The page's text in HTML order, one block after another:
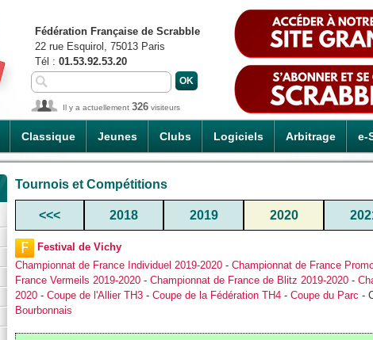
Classique Jeunes Clubs Logiciels Arbitrage e-
Fédération Française de Scrabble
22 rue Esquirol, 75013 Paris
Tél : 01.53.92.53.20
Il y a actuellement 326 visiteurs
Tournois et Compétitions
<<< 2018 2019 2020
Festival de Vichy
Championnat de France Individuel 2019-2020 - Championnat de France
France Vermeils 2019-2020 - Championnat de France de Blitz 2019-2020 -
2020 - Coupe de l'Allier TH3 - Coupe de la Fédération TH4 - Coupe du Parc -
Bourbonnais